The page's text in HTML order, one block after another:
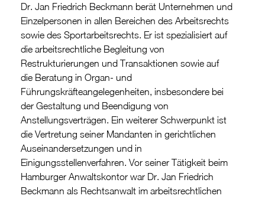
Dr. Jan Friedrich Beckmann berät Unternehmen und
Einzelpersonen in allen Bereichen des Arbeitsrechts
sowie des Sportarbeitsrechts. Er ist spezialisiert auf
die arbeitsrechtliche Begleitung von
Restrukturierungen und Transaktionen sowie auf
die Beratung in Organ- und
Führungskräfteangelegenheiten, insbesondere bei
der Gestaltung und Beendigung von
Anstellungsverträgen. Ein weiterer Schwerpunkt ist
die Vertretung seiner Mandanten in gerichtlichen
Auseinandersetzungen und in
Einigungsstellenverfahren. Vor seiner Tätigkeit beim
Hamburger Anwaltskontor war Dr. Jan Friedrich
Beckmann als Rechtsanwalt im arbeitsrechtlichen